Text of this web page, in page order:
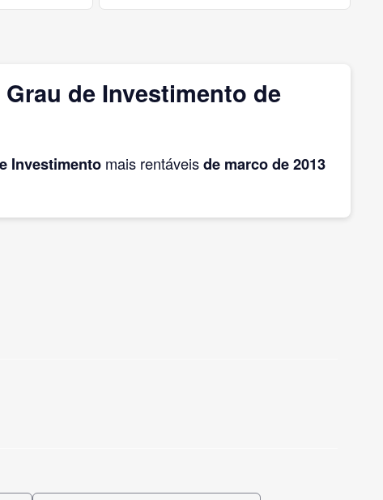
de Investimento de
Investimento mais rentáveisde marcode 2013